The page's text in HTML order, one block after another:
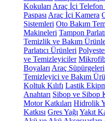
Kokuları Araç İçi Telefon
Paspası Araç İçi Kamera
Sistemleri Oto Bakım
Makineleri Tampon
Temizlik ve Bakım
Parlatıcı Ürünleri
ve Temizleyiciler
Boyaları Araç Süpürgeleri
Temizleyici ve Bakım
Koltuk Kılıfı Lastik
Anahtarı Sibop ve Sibop
Motor Katkıları Hidrolik
Katkısı Gres Yağı Yakıt